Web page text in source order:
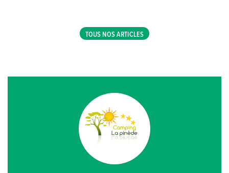
TOUS NOS ARTICLES